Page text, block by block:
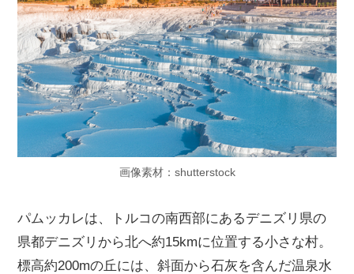
画像素材：shutterstock
パムッカレは、トルコの南西部にあるデニズリ県の
県都デニズリから北へ約15kmに位置する小さな村。
標高約200mの丘には、斜面から石灰を含んだ温泉水